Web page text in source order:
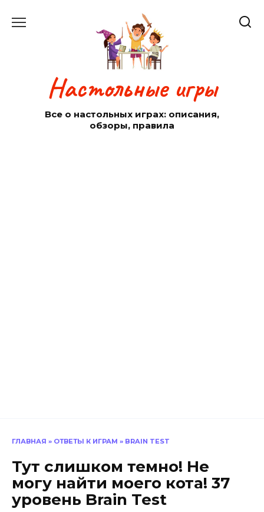
Настольные игры
Все о настольных играх: описания,
обзоры, правила
ГЛАВНАЯ » ОТВЕТЫ К ИГРАМ » BRAIN TEST
Тут слишком темно! Не
могу найти моего кота! 37
уровень Brain Test